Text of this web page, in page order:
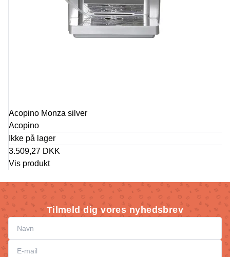
Acopino Monza silver
Acopino
Ikke på lager
3.509,27 DKK
Vis produkt
Tilmeld dig vores nyhedsbrev